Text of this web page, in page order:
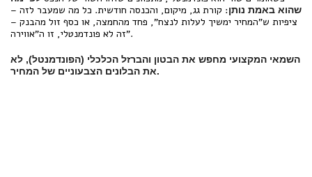
שהוא באמת נותן: קורת גג, מיקום, והכנסה חודשית. כל מה שמעבר לזה –
ציפיות ש"המחיר ימשיך לעלות לנצח", פחד מהחמצה, או כסף זול מהבנק –
זה לא פונדמנטלי, זו ה"אווירה".
השמאי המקצועי מחפש את הבטון והברזל הכלכלי (הפונדמנטל), לא
את הבלונים הצבעוניים של המחיר.